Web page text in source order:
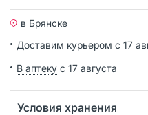
в Брянске
Доставим курьером с 17
В аптеку с 17 августа
Условия хранения